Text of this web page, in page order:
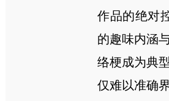
作品的绝对
的趣味内涵
络梗成为典
仅难以准确